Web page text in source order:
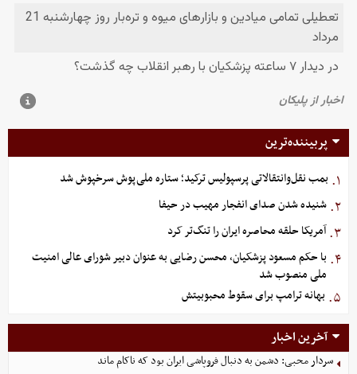
پربیننده‌ترین
۱. بمب نقل‌وانتقالاتی پرسپولیس ترکید؛ ستاره ملی‌پوش سرخپوش شد
۲. شنیده شدن صدای انفجار مهیب در حیفا
۳. آمریکا حلقه محاصره ایران را تنگ‌تر کرد
۴. با حکم مسعود پزشکیان، محسن رضایی به عنوان دبیر شورای عالی امنیت
ملی منصوب شد
۵. بهانه ترامپ برای سقوط محبوبیتش
آخرین اخبار
سردار محبی: دشمن به دنبال فروپاشی ایران بود که ناکام ماند